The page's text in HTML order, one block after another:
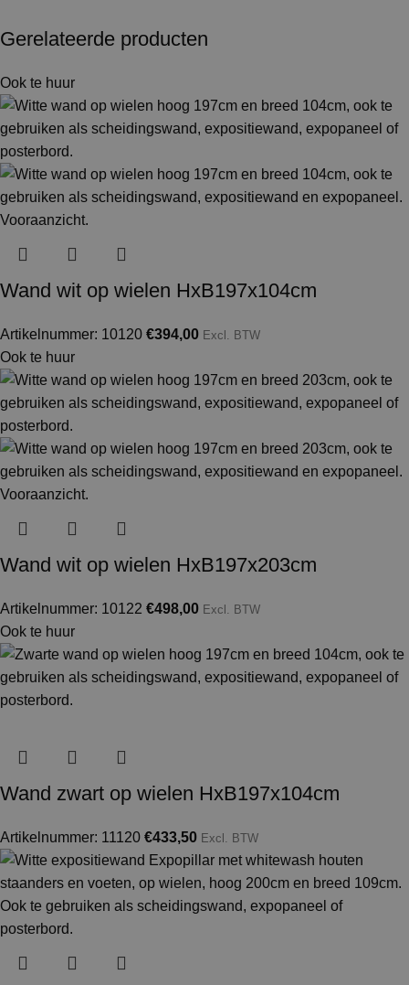
Gerelateerde producten
Ook te huur
Wand wit op wielen HxB197x104cm
Artikelnummer: 10120 €394,00 Excl. BTW
Ook te huur
Wand wit op wielen HxB197x203cm
Artikelnummer: 10122 €498,00 Excl. BTW
Ook te huur
Wand zwart op wielen HxB197x104cm
Artikelnummer: 11120 €433,50 Excl. BTW